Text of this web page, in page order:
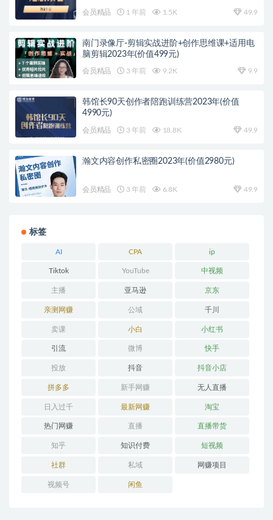
会员精品 1 年前 1.5K 49.9
南门录像厅-剪辑实战进阶+创作思维课+适用电
脑剪辑2023年(价值499元)
会员精品 3 年前 9.2K 9.9
韩馆长90天创作者陪跑训练营2023年(价值
4990元)
会员精品 3 年前 18.8K 49.9
瀚文内容创作私密圈2023年(价值2980元)
会员精品 3 年前 6.8K 49.9
标签
AI CPA ip
Tiktok YouTube 中视频
主播 亚马逊 京东
亲测网赚 公域 千川
卖课 小白 小红书
引流 微博 快手
投放 抖音 抖音小店
拼多多 新手网赚 无人直播
日入过千 最新网赚 淘宝
热门网赚 直播 直播带货
知乎 知识付费 短视频
社群 私域 网赚项目
视频号 闲鱼